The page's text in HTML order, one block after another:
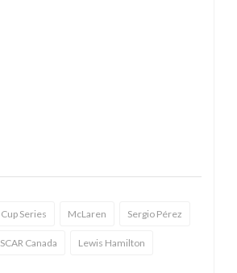
Series McLaren Sergio Pérez
Canada Lewis Hamilton